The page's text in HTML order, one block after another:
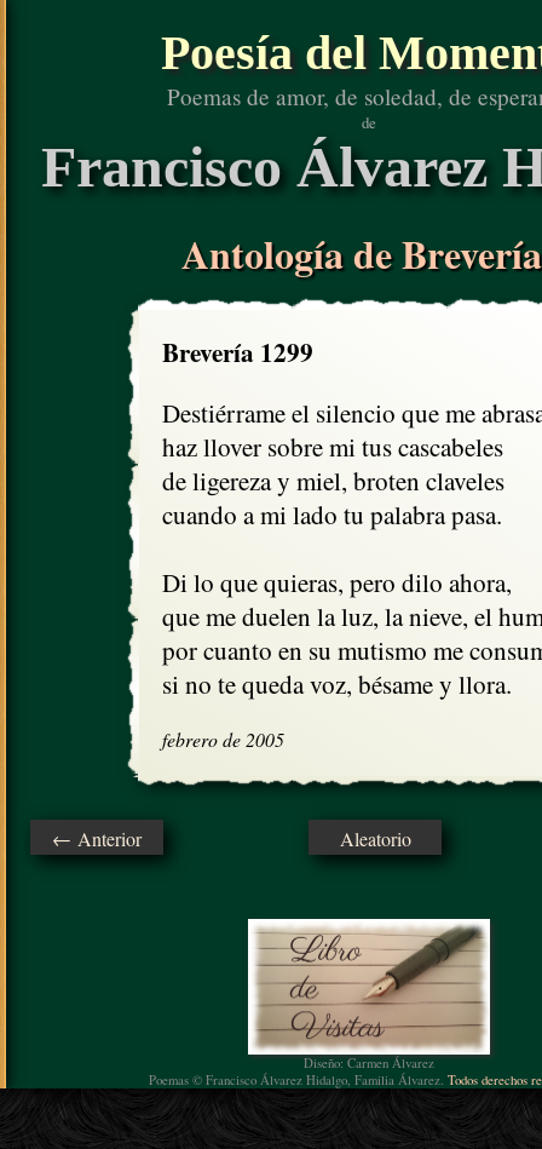
Poesía del
Poemas de amor, de soledad, de
de
Francisco Álvarez
Antología de
Brevería 1299
Destiérrame el silencio que me
haz llover sobre mi tus cascabeles
de ligereza y miel, broten claveles
cuando a mi lado tu palabra pasa.
Di lo que quieras, pero dilo ahora,
que me duelen la luz, la nieve, el
por cuanto en su mutismo me
si no te queda voz, bésame y llora.
febrero de 2005
← Anterior Aleatorio
Diseño: Carmen Álvarez
Poemas © Francisco Álvarez Hidalgo, Familia Álvarez. Todos derechos